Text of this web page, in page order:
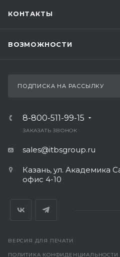
КОНТАКТЫ
ВОЗМОЖНОСТИ
ПОДПИСКА НА РАССЫЛКУ
8-800-511-99-15
ЗАКАЗАТЬ ЗВОНОК
sales@itbsgroup.ru
Казань, ул. Академика
офис 4-10
ВЕРСИЯ ДЛЯ ПЕЧАТИ
ПОЛИТИКА КОНФИДЕНЦИАЛЬНОСТИ